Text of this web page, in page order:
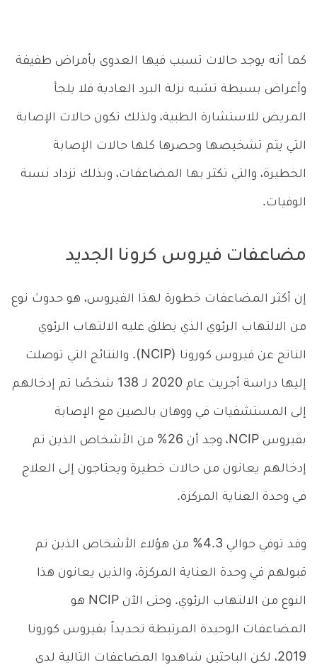
كما أنه يوجد حالات تسبب فيها العدوى بأمراض طفيفة
وأعراض بسيطة تشبه نزلة البرد العادية فلا يلجأ
المريض للاستشارة الطبية، ولذلك تكون حالات الإصابة
التي يتم تشخيصها وحصرها كلها حالات الإصابة
الخطيرة، والتي تكثر بها المضاعفات، وبذلك تزداد نسبة
الوفيات.
مضاعفات فيروس كرونا الجديد
إن أكثر المضاعفات خطورة لهذا الفيروس، هو حدوث نوع
من الالتهاب الرئوي الذي يطلق عليه الالتهاب الرئوي
الناتج عن فيروس كورونا (NCIP). والنتائج التي توصلت
إليها دراسة أجريت عام 2020 لـ 138 شخصًا تم إدخالهم
إلى المستشفيات في ووهان بالصين مع الإصابة
بفيروس NCIP، وجد أن 26% من الأشخاص الذين تم
إدخالهم يعانون من حالات خطيرة ويحتاجون إلى العلاج
في وحدة العناية المركزة.
وقد توفي حوالي 4.3% من هؤلاء الأشخاص الذين تم
قبولهم في وحدة العناية المركزة، والذين يعانون هذا
النوع من الالتهاب الرئوي. وحتى الآن NCIP هو
المضاعفات الوحيدة المرتبطة تحديداً بفيروس كورونا
2019، لكن الباحثين شاهدوا المضاعفات التالية لدى